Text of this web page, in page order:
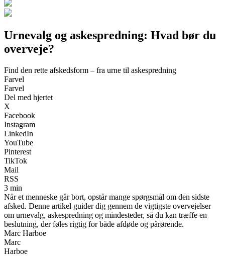
Urnevalg og askespredning: Hvad bør du
overveje?
Find den rette afskedsform – fra urne til askespredning
Farvel
Farvel
Del med hjertet
X
Facebook
Instagram
LinkedIn
YouTube
Pinterest
TikTok
Mail
RSS
3 min
Når et menneske går bort, opstår mange spørgsmål om den sidste
afsked. Denne artikel guider dig gennem de vigtigste overvejelser
om urnevalg, askespredning og mindesteder, så du kan træffe en
beslutning, der føles rigtig for både afdøde og pårørende.
Marc Harboe
Marc
Harboe